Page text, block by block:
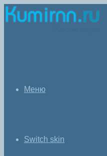
Меню
Switch skin